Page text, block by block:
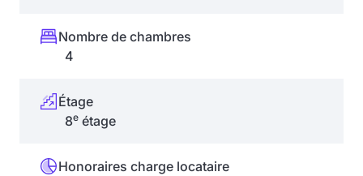
Nombre de chambres
4
Étage
8e étage
Honoraires charge locataire